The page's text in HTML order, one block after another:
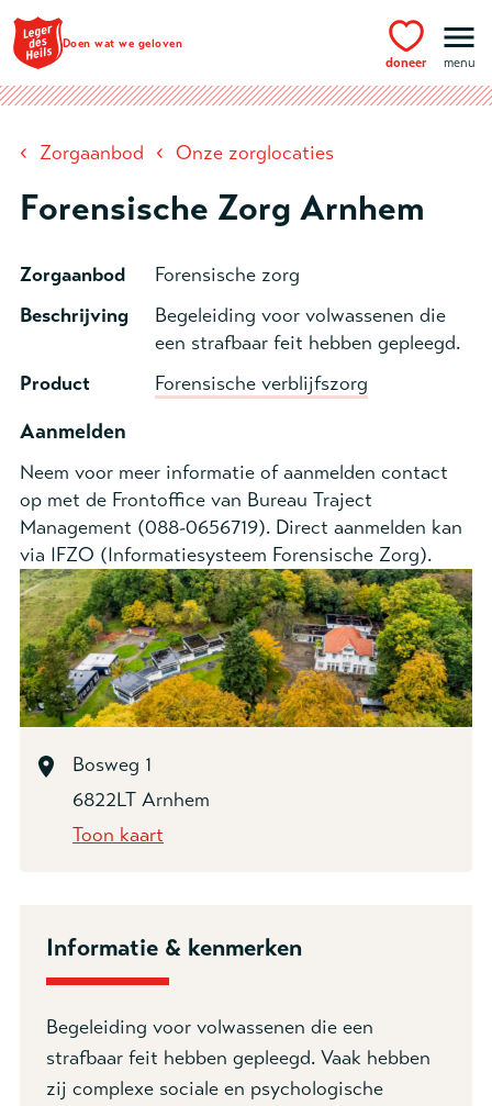
Ga naar hoofdinhoud
Doen wat we geloven
doneer menu
‹ Zorgaanbod ‹ Onze zorglocaties
Forensische Zorg Arnhem
Zorgaanbod
Forensische zorg
Beschrijving
Begeleiding voor volwassenen die
een strafbaar feit hebben gepleegd.
Product
Forensische verblijfszorg
Aanmelden
Neem voor meer informatie of aanmelden contact
op met de Frontoffice van Bureau Traject
Management (088-0656719). Direct aanmelden kan
via IFZO (Informatiesysteem Forensische Zorg).
Bosweg 1
6822LT Arnhem
Toon kaart
Informatie & kenmerken
Begeleiding voor volwassenen die een
strafbaar feit hebben gepleegd. Vaak hebben
zij complexe sociale en psychologische